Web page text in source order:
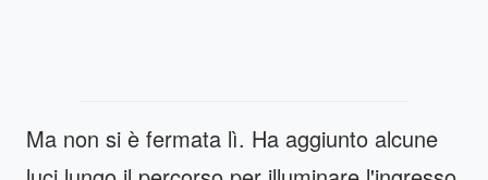
Ma non si è fermata lì. Ha aggiunto alcune